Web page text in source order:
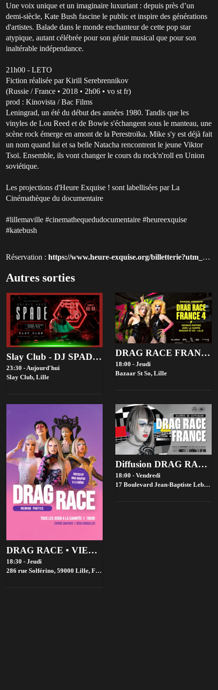
Une voix unique et un imaginaire luxuriant : depuis près d’un
demi-siècle, Kate Bush fascine le public et inspire des générations
d'artistes. Balade dans le monde enchanteur de cette pop star
atypique, autant célébrée pour son génie musical que pour son
inaltérable indépendance.
21h00 - LETO
Fiction réalisée par Kirill Serebrennikov
(Russie / France • 2018 • 2h06 • vo st fr)
prod : Kinovista / Bac Films
Leningrad, un été du début des années 1980. Tandis que les
vinyles de Lou Reed et de Bowie s'échangent sous le manteau, une
scène rock émerge en amont de la Perestroïka. Mike s'y est déjà fait
un nom quand lui et sa belle Natacha rencontrent le jeune Viktor
Tsoï. Ensemble, ils vont changer le cours du rock'n'roll en Union
soviétique.
Les projections d'Heure Exquise ! sont labellisées par La
Cinémathèque du documentaire
#lillemaville #cinemathequedudocumentaire #heureexquise
#katebush
Réservation : https://www.heure-exquise.org/billetterie?utm_source=qluvis.com
Autres sorties
Slay Club - DJ SPADE 08/08
23:30 - Aujourd'hui
Slay Club, Lille
DRAG RACE FRANCE 4 VIEWING PARTIES - BAZAAR ST SO, LILLE
18:00 - Jeudi
Bazaar St So, Lille
DRAG RACE • VIEWING PARTIES • GRATUIT
18:30 - Jeudi
286 rue Solférino, 59000 Lille, France,
Diffusion DRAG RACE FRANCE saison 4 @ Bistrot ST SO by la House of Jambon Beurre
18:00 - Vendredi
17 Boulevard Jean-Baptiste Lebas, 59000 Lille, France,